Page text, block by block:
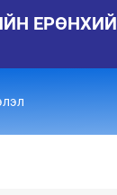
ЕРӨНХИЙ